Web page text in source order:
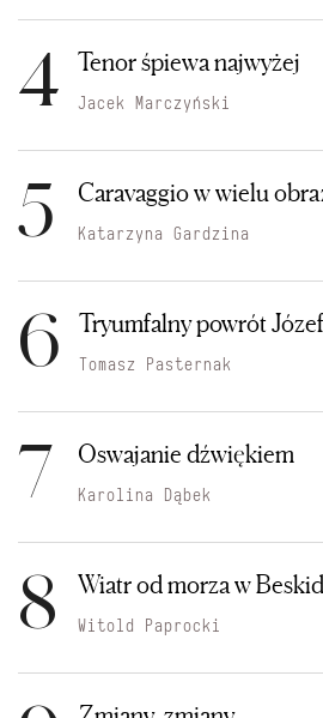
4 Tenor śpiewa najwyżej
Jacek Marczyński
5 Caravaggio w wielu
Katarzyna Gardzina
6 Tryumfalny powrót
Tomasz Pasternak
7 Oswajanie dźwiękiem
Karolina Dąbek
8 Wiatr od morza w
Witold Paprocki